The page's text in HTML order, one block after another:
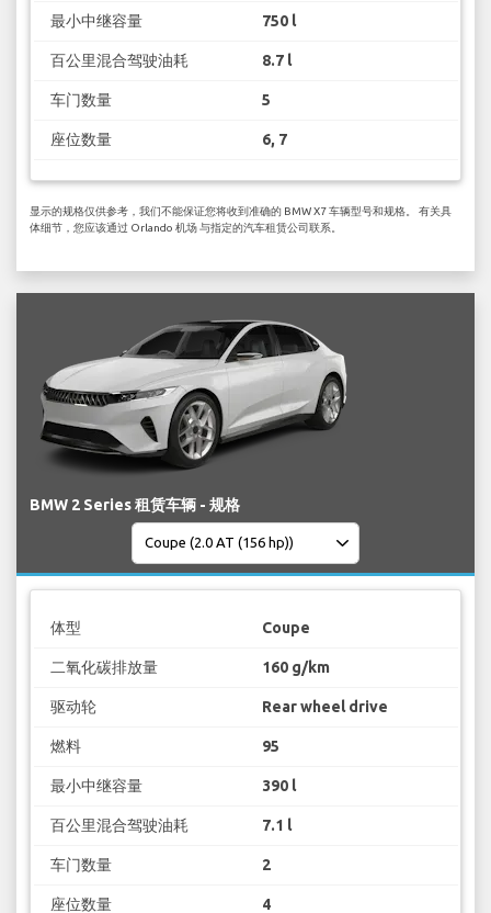
最小中继容量 750 l
百公里混合驾驶油耗 8.7 l
车门数量 5
座位数量 6, 7
显示的规格仅供参考，我们不能保证您将收到准确的 BMW X7 车辆型号和规格。 有关具
体细节，您应该通过 Orlando 机场 与指定的汽车租赁公司联系。
BMW 2 Series 租赁车辆 - 规格
体型 Coupe
二氧化碳排放量 160 g/km
驱动轮 Rear wheel drive
燃料 95
最小中继容量 390 l
百公里混合驾驶油耗 7.1 l
车门数量 2
座位数量 4